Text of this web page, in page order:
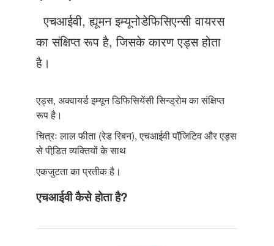
संपर्क करें
एचआईवी, ह्यूमन इम्यूनोडेफिसिएन्सी वायरस
का संक्षिप्त रूप है, जिसके कारण एड्स होता
है।
एड्स, अक्वायर्ड इम्यून डिफिसियेंसी सिन्ड्रोम का संक्षिप्त
रूप है।
चित्रः लाल फीता (रेड रिबन), एचआईवी पॉजि़टिव और एड्स
से पीडि़त व्यक्तियों के साथ
एकजुटता का प्रतीक है।
एचआईवी कैसे होता है?